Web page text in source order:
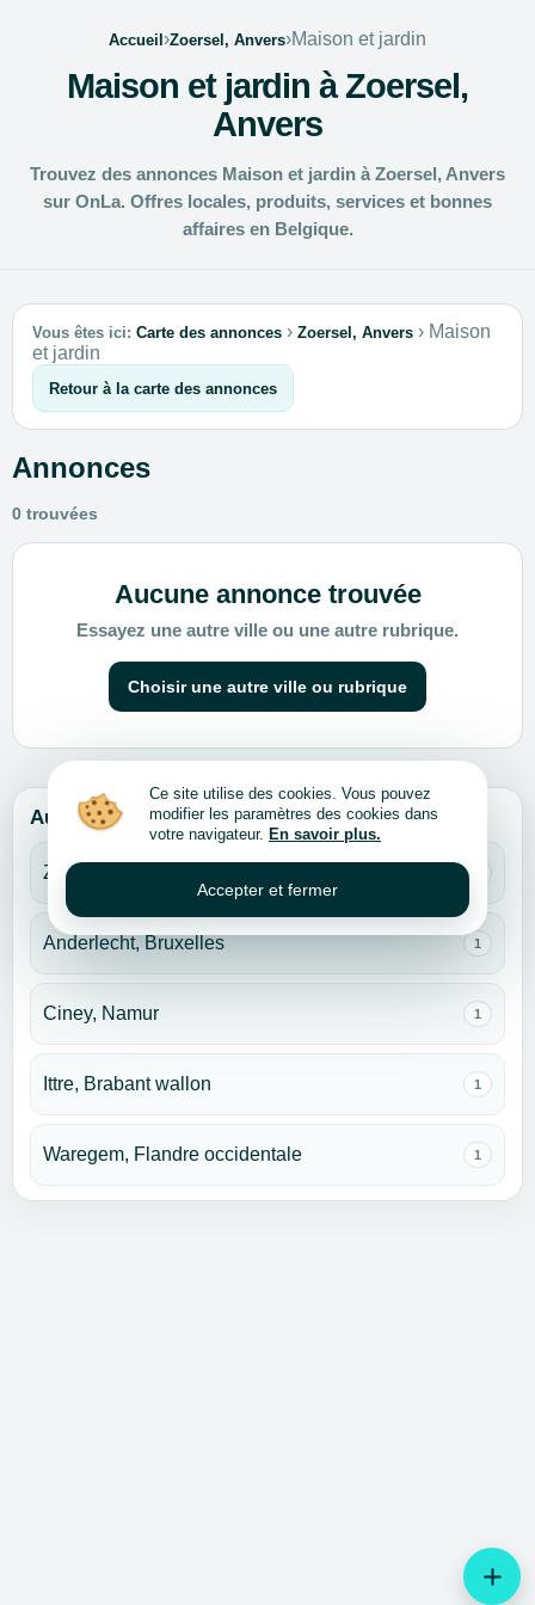
add
Accueil›Zoersel, Anvers›Maison et jardin
Maison et jardin à Zoersel,
Anvers
Trouvez des annonces Maison et jardin à Zoersel, Anvers
sur OnLa. Offres locales, produits, services et bonnes
affaires en Belgique.
Vous êtes ici: Carte des annonces › Zoersel, Anvers › Maison
et jardin
Retour à la carte des annonces
Annonces
0 trouvées
Aucune annonce trouvée
Essayez une autre ville ou une autre rubrique.
Choisir une autre ville ou rubrique
Autres villes pour cette rubrique
Zaventem, Brabant flamand
Anderlecht, Bruxelles 1
Ciney, Namur 1
Ittre, Brabant wallon 1
Waregem, Flandre occidentale 1
Ce site utilise des cookies. Vous pouvez
modifier les paramètres des cookies dans
votre navigateur. En savoir plus.
Accepter et fermer